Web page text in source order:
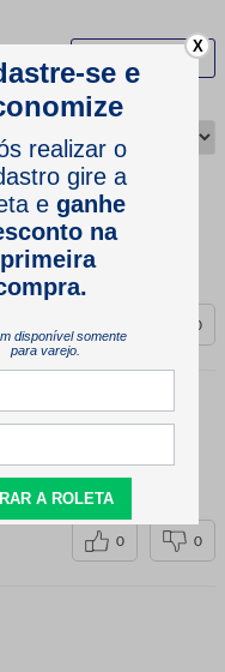
QUERO AVALIAR
0
0 0
X